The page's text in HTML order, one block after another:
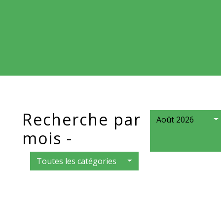
Recherche par
mois -
Août 2026
Toutes les catégories